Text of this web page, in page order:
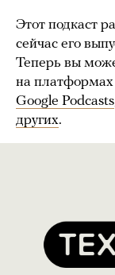
Этот подкаст
сейчас его
Теперь вы
на платформах
Google Podcasts
других.